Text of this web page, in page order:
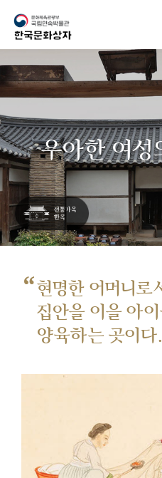
우아한 여성
“현명한 어머니로
집안을 이을 아
양육하는 곳이다.